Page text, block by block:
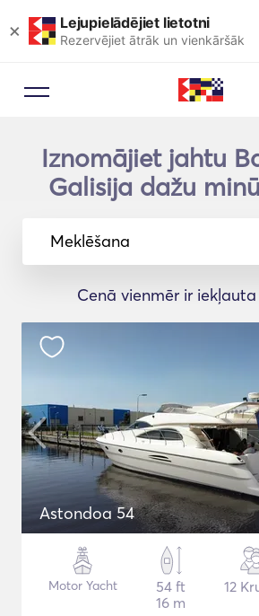
× Lejupielādējiet lietotni
Rezervējiet ātrāk un vienkāršāk
Iznomājiet jahtu
Galisija dažu
Meklēšana
Cenā vienmēr ir
Astondoa 54
Motor Yacht
54 ft
16 m
12